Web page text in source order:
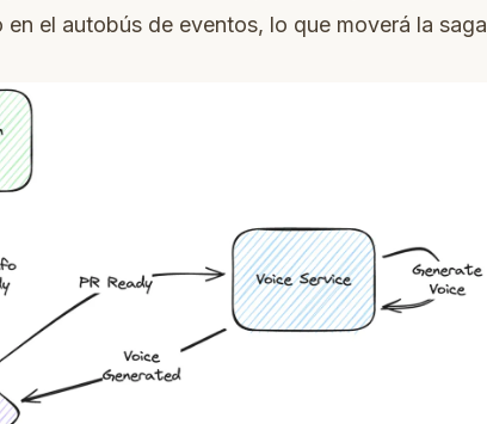
el autobús de eventos, lo que moverá la saga